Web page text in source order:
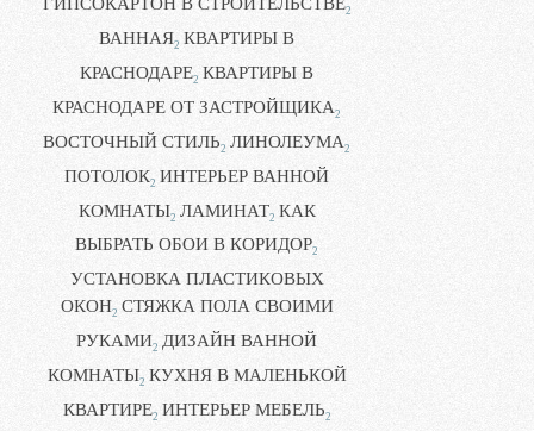
2
ВАННАЯ2 КВАРТИРЫ В
КРАСНОДАРЕ2 КВАРТИРЫ В
КРАСНОДАРЕ ОТ ЗАСТРОЙЩИКА2
ВОСТОЧНЫЙ СТИЛЬ2 ЛИНОЛЕУМА2
ПОТОЛОК2 ИНТЕРЬЕР ВАННОЙ
КОМНАТЫ2 ЛАМИНАТ2 КАК
ВЫБРАТЬ ОБОИ В КОРИДОР2
УСТАНОВКА ПЛАСТИКОВЫХ
ОКОН2 СТЯЖКА ПОЛА СВОИМИ
РУКАМИ2 ДИЗАЙН ВАННОЙ
КОМНАТЫ2 КУХНЯ В МАЛЕНЬКОЙ
КВАРТИРЕ2 ИНТЕРЬЕР МЕБЕЛЬ2